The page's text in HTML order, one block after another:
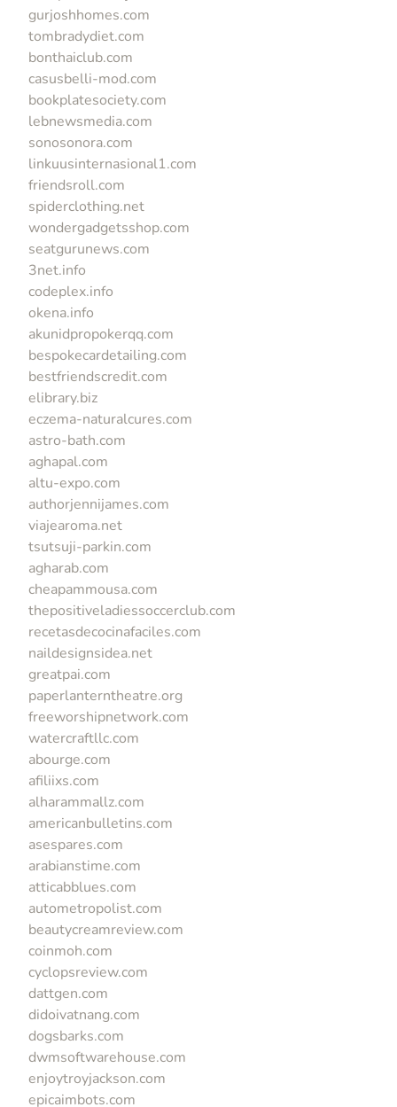
gurjoshhomes.com
tombradydiet.com
bonthaiclub.com
casusbelli-mod.com
bookplatesociety.com
lebnewsmedia.com
sonosonora.com
linkuusinternasional1.com
friendsroll.com
spiderclothing.net
wondergadgetsshop.com
seatgurunews.com
3net.info
codeplex.info
okena.info
akunidpropokerqq.com
bespokecardetailing.com
bestfriendscredit.com
elibrary.biz
eczema-naturalcures.com
astro-bath.com
aghapal.com
altu-expo.com
authorjennijames.com
viajearoma.net
tsutsuji-parkin.com
agharab.com
cheapammousa.com
thepositiveladiessoccerclub.com
recetasdecocinafaciles.com
naildesignsidea.net
greatpai.com
paperlanterntheatre.org
freeworshipnetwork.com
watercraftllc.com
abourge.com
afiliixs.com
alharammallz.com
americanbulletins.com
asespares.com
arabianstime.com
atticabblues.com
autometropolist.com
beautycreamreview.com
coinmoh.com
cyclopsreview.com
dattgen.com
didoivatnang.com
dogsbarks.com
dwmsoftwarehouse.com
enjoytroyjackson.com
epicaimbots.com